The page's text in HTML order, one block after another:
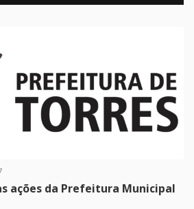
ações da Prefeitura Municipal